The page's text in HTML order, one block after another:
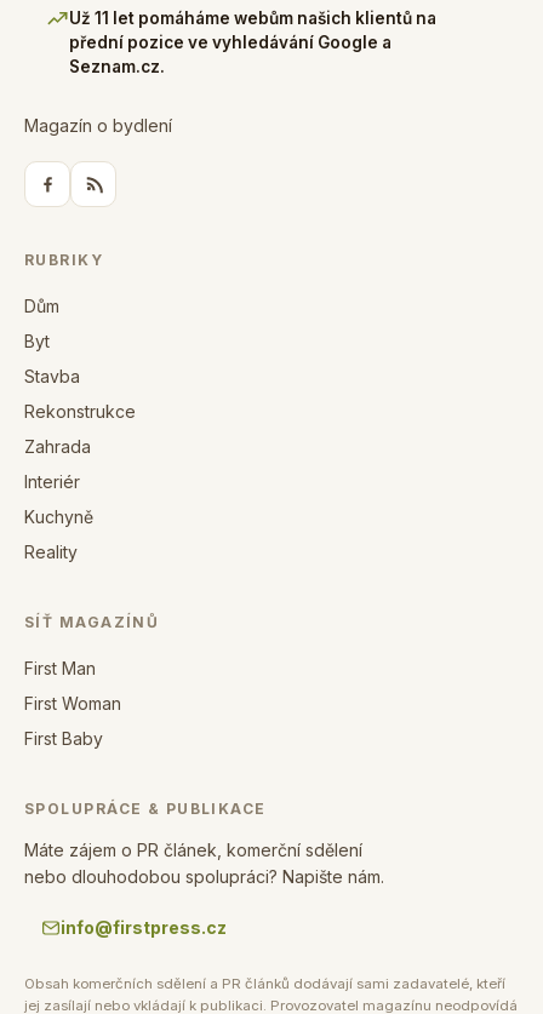
Už 11 let pomáháme webům našich klientů na
přední pozice ve vyhledávání Google a
Seznam.cz.
Magazín o bydlení
RUBRIKY
Dům
Byt
Stavba
Rekonstrukce
Zahrada
Interiér
Kuchyně
Reality
SÍŤ MAGAZÍNŮ
First Man
First Woman
First Baby
SPOLUPRÁCE & PUBLIKACE
Máte zájem o PR článek, komerční sdělení
nebo dlouhodobou spolupráci? Napište nám.
info@firstpress.cz
Obsah komerčních sdělení a PR článků dodávají sami zadavatelé, kteří
jej zasílají nebo vkládají k publikaci. Provozovatel magazínu neodpovídá